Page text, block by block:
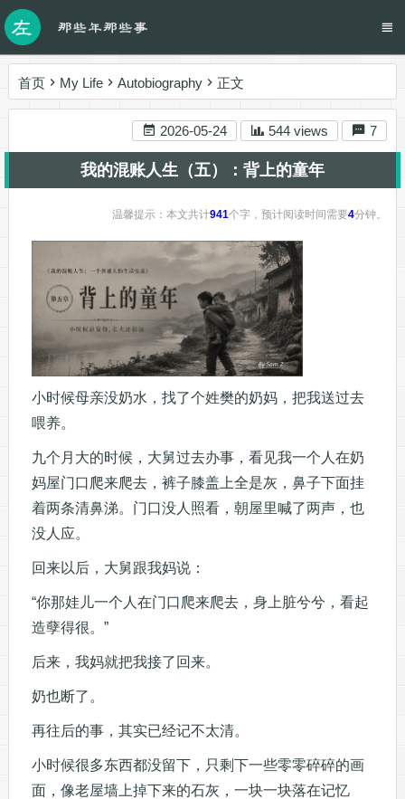
首页 My Life Autobiography 正文
2026-05-24 544 views 7
我的混账人生（五）：背上的童年
温馨提示：本文共计941个字，预计阅读时间需要4分钟。
小时候母亲没奶水，找了个姓樊的奶妈，把我送过去
喂养。
九个月大的时候，大舅过去办事，看见我一个人在奶
妈屋门口爬来爬去，裤子膝盖上全是灰，鼻子下面挂
着两条清鼻涕。门口没人照看，朝屋里喊了两声，也
没人应。
回来以后，大舅跟我妈说：
“你那娃儿一个人在门口爬来爬去，身上脏兮兮，看起
造孽得很。”
后来，我妈就把我接了回来。
奶也断了。
再往后的事，其实已经记不太清。
小时候很多东西都没留下，只剩下一些零零碎碎的画
面，像老屋墙上掉下来的石灰，一块一块落在记忆